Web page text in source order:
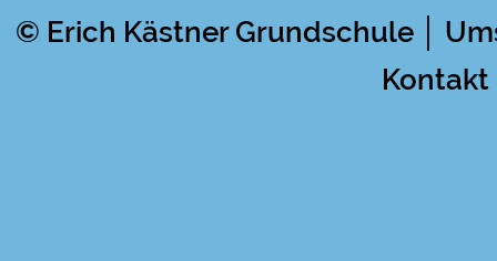
© Erich Kästner Grundschule │
Kontakt